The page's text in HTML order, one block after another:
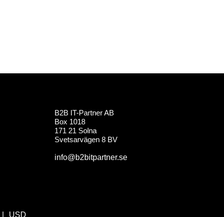
B2B IT-Partner AB
Box 1018
171 21 Solna
Svetsarvägen 8 BV
info@b2bitpartner.se
USD